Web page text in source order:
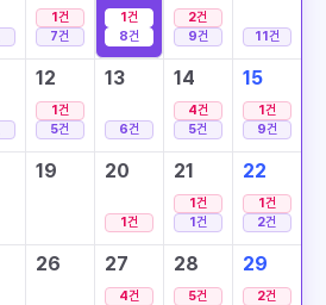
1건
7건
1건
8건
2건
9건 11건
12
1건
5건
13
6건
14
4건
5건
15
1건
9건
19 20
1건
21
1건
1건
22
1건
2건
26 27
4건
28
5건
29
2건